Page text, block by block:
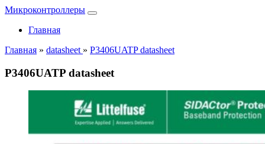
Микроконтроллеры
Главная
Главная » datasheet » P3406UATP datasheet
P3406UATP datasheet